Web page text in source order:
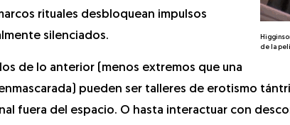
de la
rituales desbloquean impulsos
silenciados.
de lo anterior (menos extremos que una
pueden ser talleres de erotismo
fuera del espacio. O hasta interactuar con